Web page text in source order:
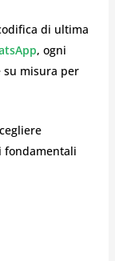
di ultima
, ogni
su misura per
fondamentali